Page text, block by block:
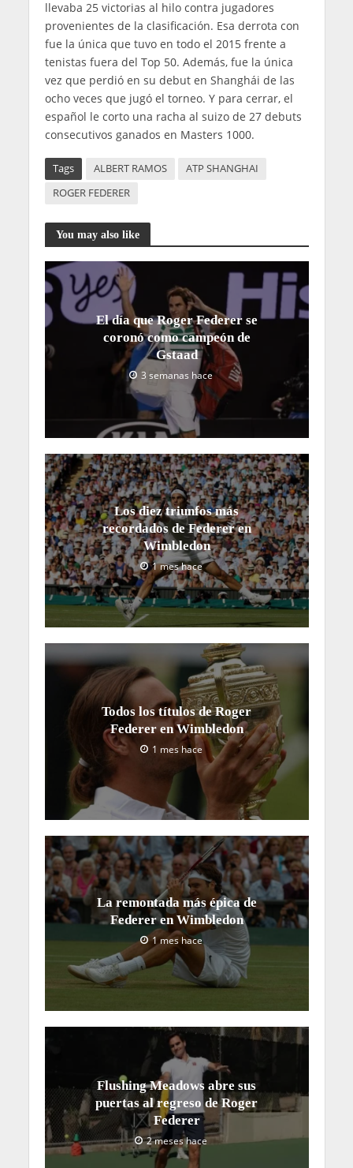
llevaba 25 victorias al hilo contra jugadores
provenientes de la clasificación. Esa derrota con
fue la única que tuvo en todo el 2015 frente a
tenistas fuera del Top 50. Además, fue la única
vez que perdió en su debut en Shanghái de las
ocho veces que jugó el torneo. Y para cerrar, el
español le corto una racha al suizo de 27 debuts
consecutivos ganados en Masters 1000.
Tags ALBERT RAMOS
ATP SHANGHAI
ROGER FEDERER
You may also like
El día que Roger Federer se
coronó como campeón de
Gstaad
3 semanas hace
Los diez triunfos más
recordados de Federer en
Wimbledon
1 mes hace
Todos los títulos de Roger
Federer en Wimbledon
1 mes hace
La remontada más épica de
Federer en Wimbledon
1 mes hace
Flushing Meadows abre sus
puertas al regreso de Roger
Federer
2 meses hace